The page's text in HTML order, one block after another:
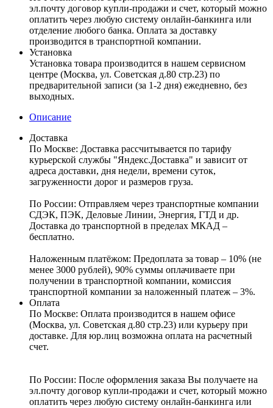
эл.почту договор купли-продажи и счет, который можно
оплатить через любую систему онлайн-банкинга или
отделение любого банка. Оплата за доставку
производится в транспортной компании.
Установка
Установка товара производится в нашем сервисном
центре (Москва, ул. Советская д.80 стр.23) по
предварительной записи (за 1-2 дня) ежедневно, без
выходных.
Описание
Доставка
По Москве: Доставка рассчитывается по тарифу
курьерской службы "Яндекс.Доставка" и зависит от
адреса доставки, дня недели, времени суток,
загруженности дорог и размеров груза.
По России: Отправляем через транспортные компании
СДЭК, ПЭК, Деловые Линии, Энергия, ГТД и др.
Доставка до транспортной в пределах МКАД –
бесплатно.
Наложенным платёжом: Предоплата за товар – 10% (не
менее 3000 рублей), 90% суммы оплачиваете при
получении в транспортной компании, комиссия
транспортной компании за наложенный платеж – 3%.
Оплата
По Москве: Оплата производится в нашем офисе
(Москва, ул. Советская д.80 стр.23) или курьеру при
доставке. Для юр.лиц возможна оплата на расчетный
счет.
По России: После оформления заказа Вы получаете на
эл.почту договор купли-продажи и счет, который можно
оплатить через любую систему онлайн-банкинга или